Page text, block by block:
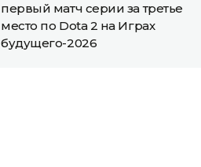
первый матч серии за третье
место по Dota 2 на Играх
будущего-2026